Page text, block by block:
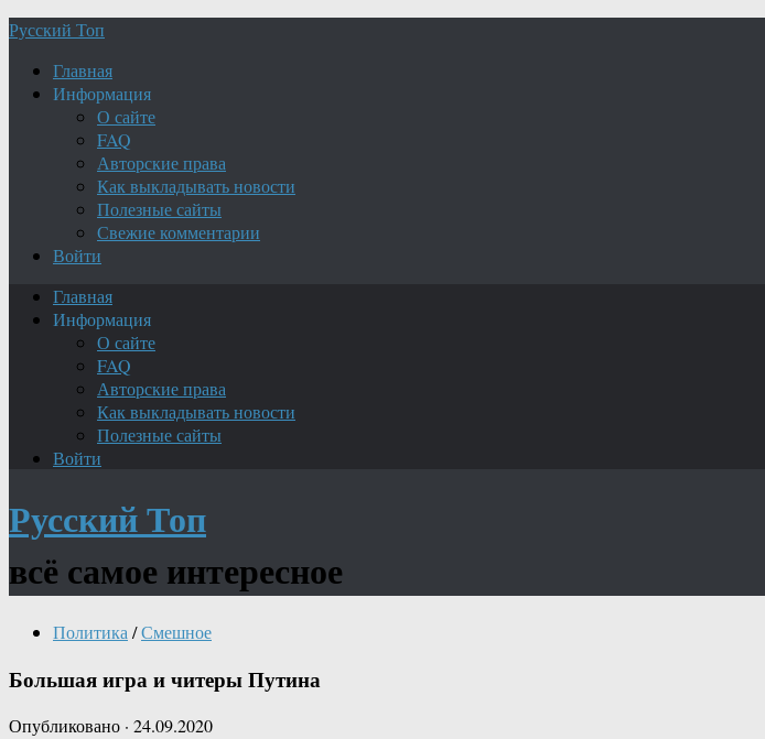
Русский Топ
Главная
Информация
О сайте
FAQ
Авторские права
Как выкладывать новости
Полезные сайты
Свежие комментарии
Войти
Главная
Информация
О сайте
FAQ
Авторские права
Как выкладывать новости
Полезные сайты
Войти
Русский Топ
всё самое интересное
Политика /Смешное
Большая игра и читеры Путина
Опубликовано · 24.09.2020